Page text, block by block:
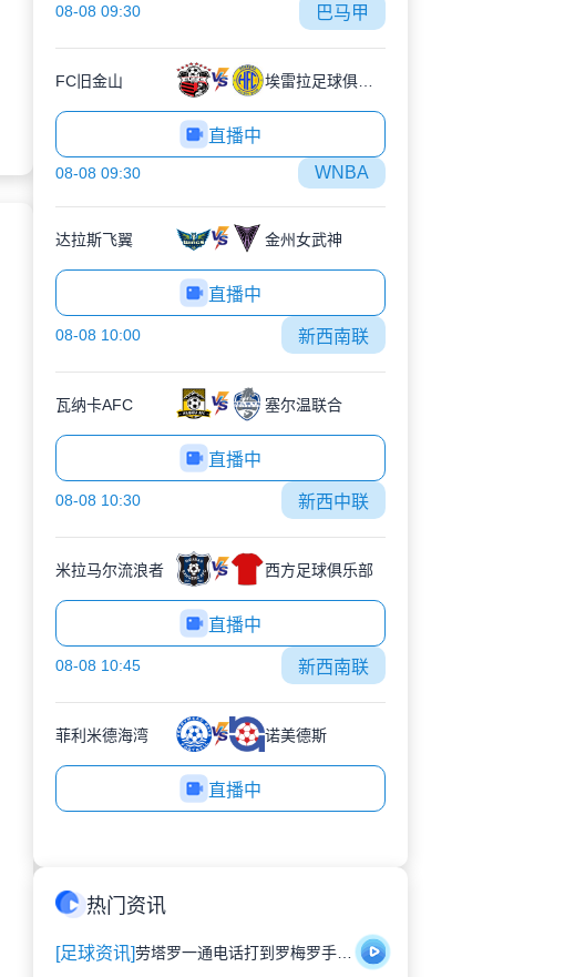
08-08 09:30 巴马甲
FC旧金山 埃雷拉足球俱乐部
直播中
08-08 09:30 WNBA
达拉斯飞翼 金州女武神
直播中
08-08 10:00 新西南联
瓦纳卡AFC 塞尔温联合
直播中
08-08 10:30 新西中联
米拉马尔流浪者 西方足球俱乐部
直播中
08-08 10:45 新西南联
菲利米德海湾 诺美德斯
直播中
热门资讯
[足球资讯]